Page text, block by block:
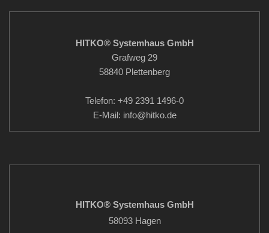
HITKO® Systemhaus GmbH
Grafweg 29
58840 Plettenberg
Telefon: +49 2391 1496-0
E-Mail: info@hitko.de
HITKO® Systemhaus GmbH
58093 Hagen